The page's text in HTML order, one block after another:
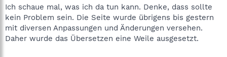
Ich schaue mal, was ich da tun kann. Denke, dass sollte
kein Problem sein. Die Seite wurde übrigens bis gestern
mit diversen Anpassungen und Änderungen versehen.
Daher wurde das Übersetzen eine Weile ausgesetzt.